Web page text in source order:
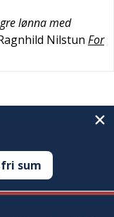
lønna med
Nilstun For
sum